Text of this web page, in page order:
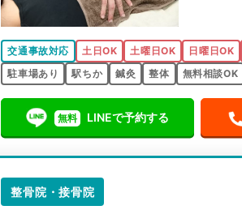
交通事故対応 土日OK 土曜日OK 日曜日OK
駐車場あり
駅ちか 鍼灸 整体 無料相談OK
無料 LINEで予約する
整骨院・接骨院